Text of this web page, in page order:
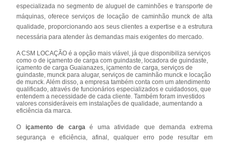
especializada no segmento de aluguel de caminhões e transporte de
máquinas, oferece serviços de locação de caminhão munck de alta
qualidade, proporcionando aos seus clientes a expertise e a estrutura
necessária para atender às demandas mais exigentes do mercado.
A CSM LOCAÇÃO é a opção mais viável, já que disponibiliza serviços
como o de içamento de carga com guindaste, locadora de guindaste,
içamento de carga Guaianazes, içamento de carga, serviços de
guindaste, munck para alugar, serviços de caminhão munck e locação
de munck. Além disso, a empresa também conta com um atendimento
qualificado, através de funcionários especializados e cuidadosos, que
entendem a necessidade de cada cliente. Também foram investidos
valores consideráveis em instalações de qualidade, aumentando a
eficiência da marca.
O içamento de carga é uma atividade que demanda extrema
segurança e eficiência, afinal, qualquer erro pode resultar em